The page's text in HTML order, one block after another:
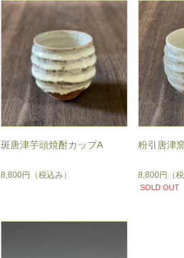
斑唐津芋頭焼酎カップA
8,800円 （税込み）
粉引唐津
8,800円 （
SOLD OUT